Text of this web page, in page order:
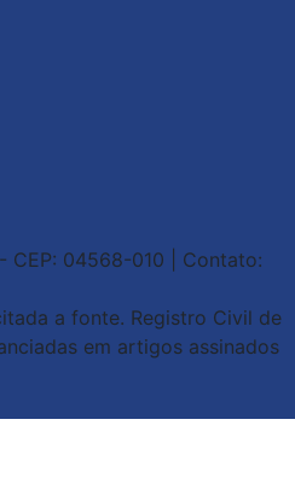
CEP: 04568-010 | Contato:
a fonte. Registro Civil de
em artigos assinados